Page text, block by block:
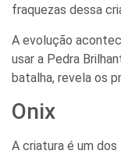
fraquezas dessa
A evolução
usar a Pedra
batalha, revela os
Onix
A criatura é um